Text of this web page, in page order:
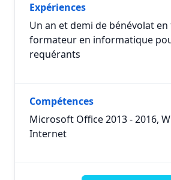
Expériences
Un an et demi de bénévolat
formateur en informatique
requérants
Compétences
Microsoft Office 2013 - 2016,
Internet